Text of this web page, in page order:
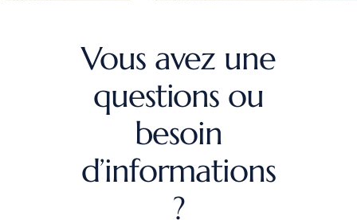
Vous avez une
questions ou
besoin
d’informations
?